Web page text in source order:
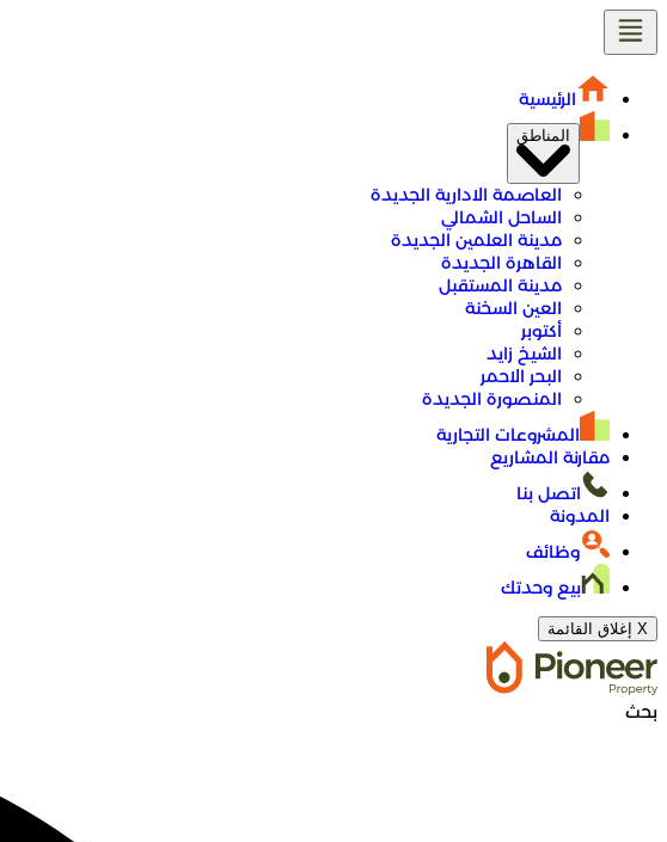
تخطى
إلى
الرئيسية
المناطق
العاصمة الادارية الجديدة
الساحل الشمالي
مدينة العلمين الجديدة
القاهرة الجديدة
مدينة المستقبل
العين السخنة
أكتوبر
الشيخ زايد
البحر الاحمر
المنصورة الجديدة
المشروعات التجارية
مقارنة المشاريع
اتصل بنا
المدونة
وظائف
بيع وحدتك
X إغلاق القائمة
بحث